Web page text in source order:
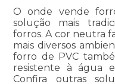
O onde vende
solução mais
forros. A cor neutra
mais diversos
forro de PVC
resistente à água
Confira outras